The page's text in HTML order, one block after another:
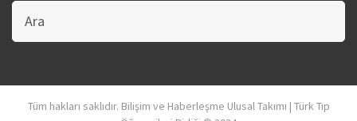
Bu
sitede
ara
Tüm hakları saklıdır. Bilişim ve Haberleşme Ulusal Takımı | Türk Tıp